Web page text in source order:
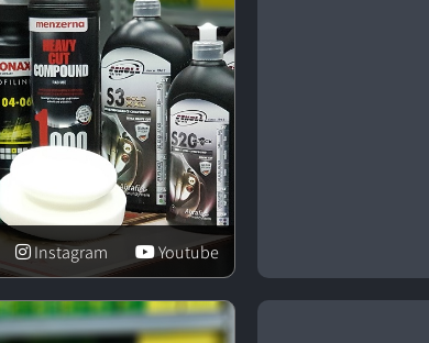
Youtube
Instagram